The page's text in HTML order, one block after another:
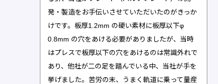
発・製造をお手伝いさせていただいたのがきっか
けです。板厚1.2mm の硬い素材に板厚以下φ
0.8mm の穴をあける必要がありましたが、当時
はプレスで板厚以下の穴をあけるのは常識外れで
あり、他社が二の足を踏んでいる中、当社が手を
挙げました。苦労の末、うまく軌道に乗って量産